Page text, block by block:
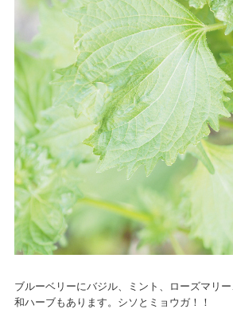
ブルーベリーにバジル、ミント、ローズマリー
和ハーブもあります。シソとミョウガ！！